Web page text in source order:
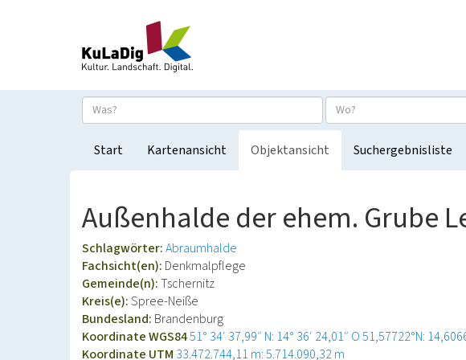
Start Kartenansicht Objektansicht Suchergebnisliste
Außenhalde der ehem. Grube
Schlagwörter:Abraumhalde
Fachsicht(en): Denkmalpflege
Gemeinde(n):Tschernitz
Kreis(e):Spree-Neiße
Bundesland: Brandenburg
Koordinate WGS8451° 34′ 37,99″ N: 14° 36′ 24,01″ O51,57722°N:
Koordinate UTM 33.472.744,11 m: 5.714.090,32 m